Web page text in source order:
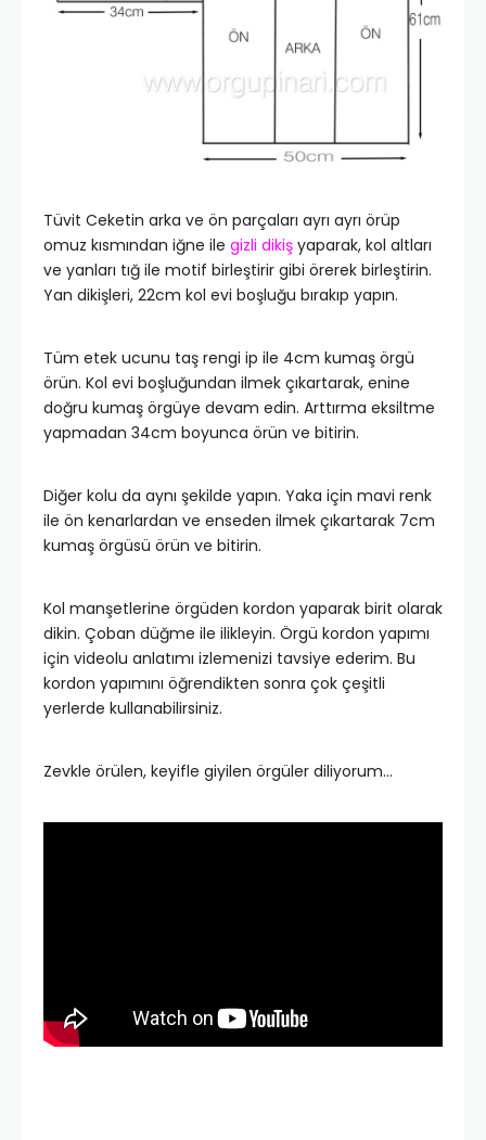
Tüvit Ceketin arka ve ön parçaları ayrı ayrı örüp
omuz kısmından iğne ile gizli dikiş yaparak, kol altları
ve yanları tığ ile motif birleştirir gibi örerek birleştirin.
Yan dikişleri, 22cm kol evi boşluğu bırakıp yapın.
Tüm etek ucunu taş rengi ip ile 4cm kumaş örgü
örün. Kol evi boşluğundan ilmek çıkartarak, enine
doğru kumaş örgüye devam edin. Arttırma eksiltme
yapmadan 34cm boyunca örün ve bitirin.
Diğer kolu da aynı şekilde yapın. Yaka için mavi renk
ile ön kenarlardan ve enseden ilmek çıkartarak 7cm
kumaş örgüsü örün ve bitirin.
Kol manşetlerine örgüden kordon yaparak birit olarak
dikin. Çoban düğme ile ilikleyin. Örgü kordon yapımı
için videolu anlatımı izlemenizi tavsiye ederim. Bu
kordon yapımını öğrendikten sonra çok çeşitli
yerlerde kullanabilirsiniz.
Zevkle örülen, keyifle giyilen örgüler diliyorum…